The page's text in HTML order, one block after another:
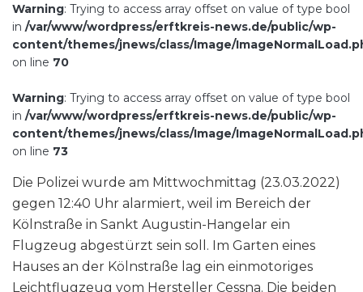
Warning: Trying to access array offset on value of type bool
in /var/www/wordpress/erftkreis-news.de/public/wp-
content/themes/jnews/class/Image/
on line 70
Warning: Trying to access array offset on value of type bool
in /var/www/wordpress/erftkreis-news.de/public/wp-
content/themes/jnews/class/Image/
on line 73
Die Polizei wurde am Mittwochmittag (23.03.2022)
gegen 12:40 Uhr alarmiert, weil im Bereich der
Kölnstraße in Sankt Augustin-Hangelar ein
Flugzeug abgestürzt sein soll. Im Garten eines
Hauses an der Kölnstraße lag ein einmotoriges
Leichtflugzeug vom Hersteller Cessna. Die beiden